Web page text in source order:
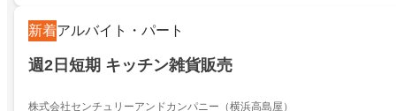
新着アルバイト・パート
週2日短期 キッチン雑貨販売
株式会社センチュリーアンドカンパニー（横浜高島屋）